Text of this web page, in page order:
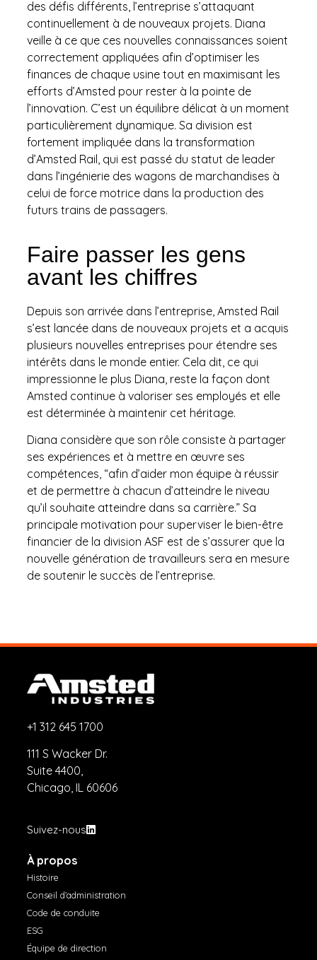
des défis différents, l’entreprise s’attaquant
continuellement à de nouveaux projets. Diana
veille à ce que ces nouvelles connaissances soient
correctement appliquées afin d’optimiser les
finances de chaque usine tout en maximisant les
efforts d’Amsted pour rester à la pointe de
l’innovation. C’est un équilibre délicat à un moment
particulièrement dynamique. Sa division est
fortement impliquée dans la transformation
d’Amsted Rail, qui est passé du statut de leader
dans l’ingénierie des wagons de marchandises à
celui de force motrice dans la production des
futurs trains de passagers.
Faire passer les gens
avant les chiffres
Depuis son arrivée dans l’entreprise, Amsted Rail
s’est lancée dans de nouveaux projets et a acquis
plusieurs nouvelles entreprises pour étendre ses
intérêts dans le monde entier. Cela dit, ce qui
impressionne le plus Diana, reste la façon dont
Amsted continue à valoriser ses employés et elle
est déterminée à maintenir cet héritage.
Diana considère que son rôle consiste à partager
ses expériences et à mettre en œuvre ses
compétences, “afin d’aider mon équipe à réussir
et de permettre à chacun d’atteindre le niveau
qu’il souhaite atteindre dans sa carrière.” Sa
principale motivation pour superviser le bien-être
financier de la division ASF est de s’assurer que la
nouvelle génération de travailleurs sera en mesure
de soutenir le succès de l’entreprise.
+1 312 645 1700
111 S Wacker Dr.
Suite 4400,
Chicago, IL 60606
Suivez-nous
À propos
Histoire
Conseil d’administration
Code de conduite
ESG
Équipe de direction